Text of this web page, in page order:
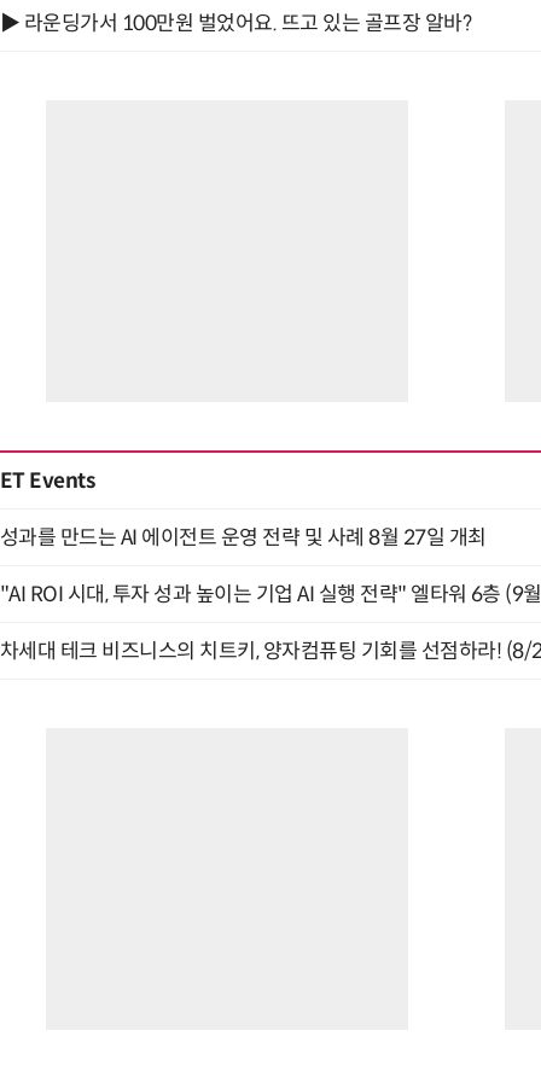
▶ 라운딩가서 100만원 벌었어요. 뜨고 있는 골프장 알바?
ET Events
성과를 만드는 AI 에이전트 운영 전략 및 사례 8월 27일 개최
"AI ROI 시대, 투자 성과 높이는 기업 AI 실행 전략" 엘타워 6층 (9
차세대 테크 비즈니스의 치트키, 양자컴퓨팅 기회를 선점하라! (8/“계속 쫓아왔다”…도망치